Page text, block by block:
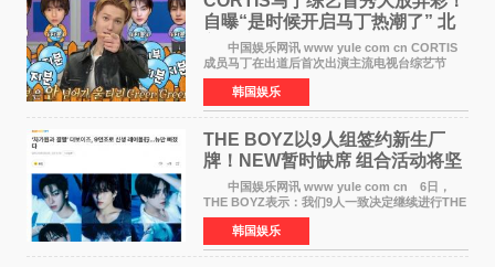
自曝“是时候开启马丁热潮了” 北
美巡演火热进行中
中国娱乐网讯 www yule com cn CORTIS
成员马丁在出道后首次出演主流电视台综艺节
目，展现了多才多艺的魅力。 马丁出演了5日
播出的MBC《Radio Star》Fashion与Passion
之间，I&lsquo;m
韩国娱乐
THE BOYZ以9人组签约新生厂
牌！NEW暂时缺席 组合活动将坚
定不移继续
中国娱乐网讯 www yule com cn 6日，
THE BOYZ表示：我们9人一致决定继续进行THE
BOYZ组合活动，并且已经完成了组合团体活动
签约。目前正在新生厂牌下进行活动准备。尚未
离开THE BOYZ原所
韩国娱乐